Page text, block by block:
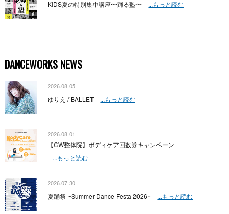
KIDS夏の特別集中講座〜踊る塾〜 ...もっと読む
DANCEWORKS NEWS
2026.08.05
ゆりえ / BALLET ...もっと読む
2026.08.01
【CW整体院】ボディケア回数券キャンペーン
...もっと読む
2026.07.30
夏踊祭 ~Summer Dance Festa 2026~ ...もっと読む